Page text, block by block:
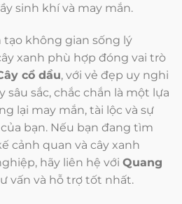
sinh khí và may mắn.
không gian sống lý
xanh phù hợp đóng vai trò
cổ dầu, với vẻ đẹp uy nghi
sắc, chắc chắn là một lựa
lại may mắn, tài lộc và sự
bạn. Nếu bạn đang tìm
cảnh quan và cây xanh
hãy liên hệ với Quang
vấn và hỗ trợ tốt nhất.